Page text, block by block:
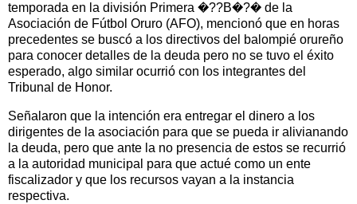
temporada en la división Primera �??B�?� de la
Asociación de Fútbol Oruro (AFO), mencionó que en horas
precedentes se buscó a los directivos del balompié orureño
para conocer detalles de la deuda pero no se tuvo el éxito
esperado, algo similar ocurrió con los integrantes del
Tribunal de Honor.
Señalaron que la intención era entregar el dinero a los
dirigentes de la asociación para que se pueda ir alivianando
la deuda, pero que ante la no presencia de estos se recurrió
a la autoridad municipal para que actué como un ente
fiscalizador y que los recursos vayan a la instancia
respectiva.